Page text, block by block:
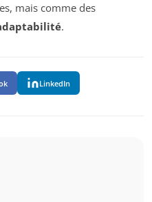
mais comme des
.
LinkedIn